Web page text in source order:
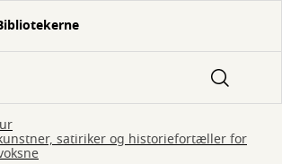
kunstner, satiriker og historiefortæller for